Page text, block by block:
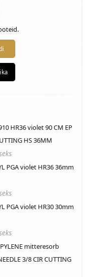
HR36 violet 90 CM EP
HS 36MM
PGA violet HR36 36mm
PGA violet HR30 30mm
mitteresorb
3/8 CIR CUTTING